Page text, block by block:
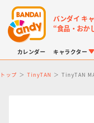
バンダイ キ
“食品・おか
カレンダー キャラクター
トップ TinyTAN TinyTAN